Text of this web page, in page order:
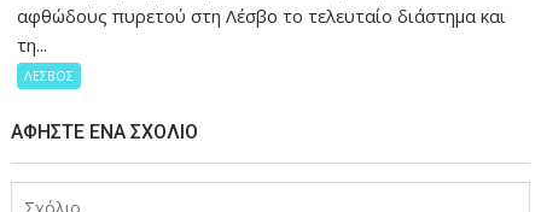
αφθώδους πυρετού στη Λέσβο το τελευταίο διάστημα και
τη...
ΛΕΣΒΟΣ
ΑΦΉΣΤΕ ΈΝΑ ΣΧΌΛΙΟ